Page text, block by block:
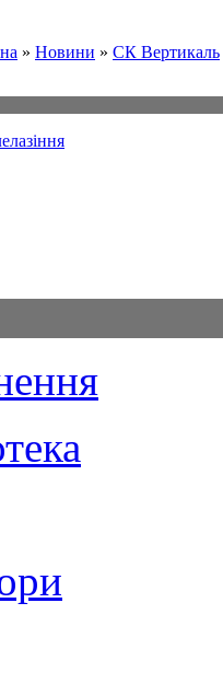
» Новини » СК Вертикаль